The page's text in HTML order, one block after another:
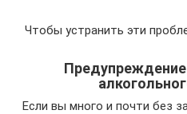
Чтобы устранить эти
Предупреждение
Если вы много и почти без